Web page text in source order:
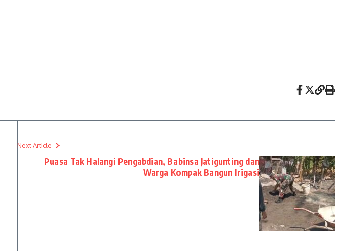
Next Article
Puasa Tak Halangi Pengabdian, Babinsa Jatigunting dan
Warga Kompak Bangun Irigasi